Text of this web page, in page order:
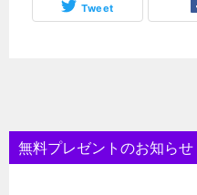
Tweet
無料プレゼントのお知らせ